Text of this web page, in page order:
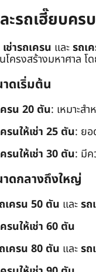
ะรถเฮี๊ยบค
เช่ารถเครน และรถเ
ครงสร้างมหาศาล โ
ดเริ่มต้น
รน 20 ตัน: เหมาะส
รนให้เช่า 25 ตัน: ยอ
รนให้เช่า 30 ตัน: มี
ดกลางถึงใหญ่
เครน 50 ตัน และรถ
รนให้เช่า 60 ตัน
เครน 80 ตัน และรถ